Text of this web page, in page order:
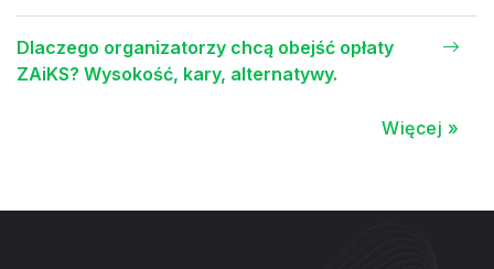
Dlaczego organizatorzy chcą obejść opłaty
ZAiKS? Wysokość, kary, alternatywy.
Więcej »